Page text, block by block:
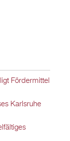
Fördermittel
Karlsruhe